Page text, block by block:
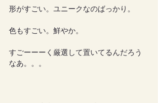
形がすごい。ユニークなのばっかり。
色もすごい。鮮やか。
すごーーーく厳選して置いてるんだろう
なあ。。。